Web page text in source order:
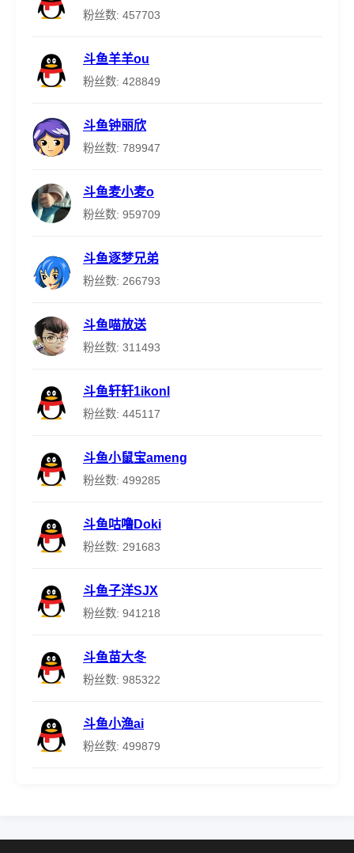
粉丝数: 457703
斗鱼羊羊ou
粉丝数: 428849
斗鱼钟丽欣
粉丝数: 789947
斗鱼麦小麦o
粉丝数: 959709
斗鱼逐梦兄弟
粉丝数: 266793
斗鱼喵放送
粉丝数: 311493
斗鱼轩轩1ikonl
粉丝数: 445117
斗鱼小鼠宝ameng
粉丝数: 499285
斗鱼咕噜Doki
粉丝数: 291683
斗鱼子洋SJX
粉丝数: 941218
斗鱼苗大冬
粉丝数: 985322
斗鱼小渔ai
粉丝数: 499879